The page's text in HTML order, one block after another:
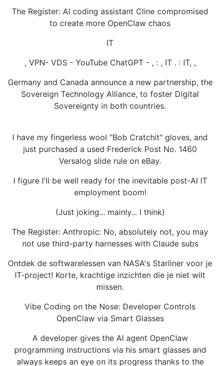
The Register: AI coding assistant Cline compromised
to create more OpenClaw chaos
IT
, VPN- VDS - YouTube ChatGPT - , : , IT . : IT, ,
Germany and Canada announce a new partnership, the
Sovereign Technology Alliance, to foster Digital
Sovereignty in both countries.
I have my fingerless wool "Bob Cratchit" gloves, and
just purchased a used Frederick Post No. 1460
Versalog slide rule on eBay.
I figure I'll be well ready for the inevitable post-AI IT
employment boom!
(Just joking... mainly... I think)
The Register: Anthropic: No, absolutely not, you may
not use third-party harnesses with Claude subs
Ontdek de softwarelessen van NASA's Starliner voor je
IT-project! Korte, krachtige inzichten die je niet wilt
missen.
Vibe Coding on the Nose: Developer Controls
OpenClaw via Smart Glasses
A developer gives the AI agent OpenClaw
programming instructions via his smart glasses and
always keeps an eye on its progress thanks to the